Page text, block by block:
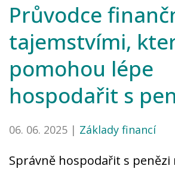
Průvodce
tajemstvími,
pomohou lépe
hospodařit s
06. 06. 2025 | Základy financí
Správně hospodařit s